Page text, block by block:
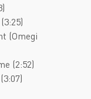
(Omegi
(2:52)